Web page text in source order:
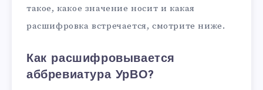
такое, какое значение носит и какая
расшифровка встречается, смотрите ниже.
Как расшифровывается
аббревиатура УрВО?